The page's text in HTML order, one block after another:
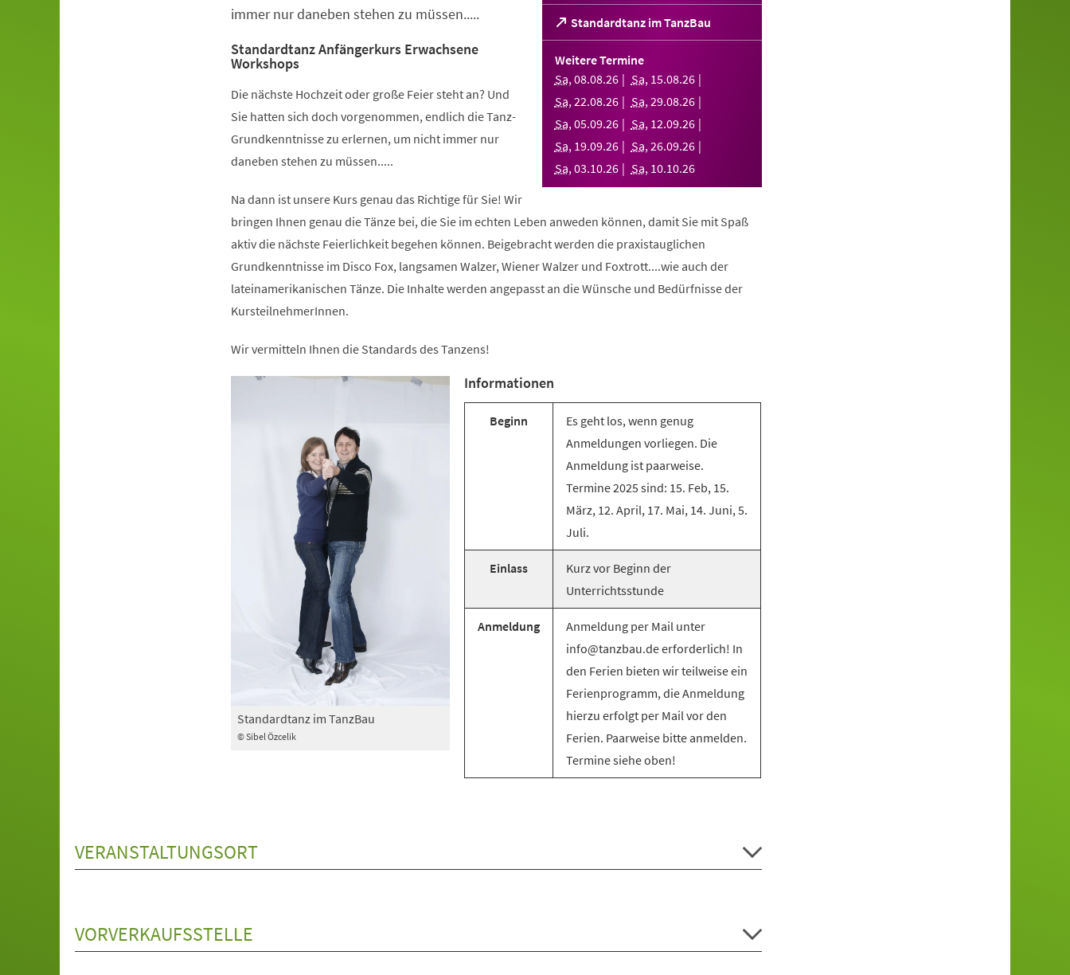
Standardtanz im TanzBau
(Öffnet
in
einem
Tab)
Weitere Termine
Sa,08.08.26 Sa, 15.08.26
Sa,22.08.26 Sa,29.08.26
Sa,05.09.26 Sa, 12.09.26
Sa, 19.09.26 Sa,26.09.26
Sa,03.10.26 Sa, 10.10.26
immer nur daneben stehen zu müssen.....
Standardtanz Anfängerkurs Erwachsene
Workshops
Die nächste Hochzeit oder große Feier steht an? Und
Sie hatten sich doch vorgenommen, endlich die Tanz-
Grundkenntnisse zu erlernen, um nicht immer nur
daneben stehen zu müssen.....
Na dann ist unsere Kurs genau das Richtige für Sie! Wir
bringen Ihnen genau die Tänze bei, die Sie im echten Leben anweden können, damit Sie mit Spaß
aktiv die nächste Feierlichkeit begehen können. Beigebracht werden die praxistauglichen
Grundkenntnisse im Disco Fox, langsamen Walzer, Wiener Walzer und Foxtrott....wie auch der
lateinamerikanischen Tänze. Die Inhalte werden angepasst an die Wünsche und Bedürfnisse der
KursteilnehmerInnen.
Wir vermitteln Ihnen die Standards des Tanzens!
© Sibel Özcelik
Standardtanz im TanzBau
Informationen
Beginn
Es geht los, wenn genug
Anmeldungen vorliegen. Die
Anmeldung ist paarweise.
Termine 2025 sind: 15. Feb, 15.
März, 12. April, 17. Mai, 14. Juni, 5.
Juli.
Einlass
Kurz vor Beginn der
Unterrichtsstunde
Anmeldung
Anmeldung per Mail unter
info@tanzbau.de erforderlich! In
den Ferien bieten wir teilweise ein
Ferienprogramm, die Anmeldung
hierzu erfolgt per Mail vor den
Ferien. Paarweise bitte anmelden.
Termine siehe oben!
VERANSTALTUNGSORT
VORVERKAUFSSTELLE